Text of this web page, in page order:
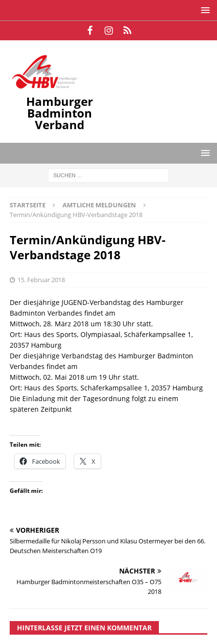
Hamburger
Badminton
Verband
STARTSEITE
AMTLICHE MELDUNGEN
Termin/Ankündigung HBV-Verbandstage 2018
Termin/Ankündigung HBV-
Verbandstage 2018
15. Februar 2018
Der diesjährige JUGEND-Verbandstag des Hamburger
Badminton Verbandes findet am
Mittwoch, 28. März 2018 um 18:30 Uhr statt.
Ort: Haus des Sports, Olympiasaal, Schäferkampsallee 1,
20357 Hamburg
Der diesjährige Verbandstag des Hamburger Badminton
Verbandes findet am
Mittwoch, 02. Mai 2018 um 19 Uhr statt.
Ort: Haus des Sports, Schäferkampsallee 1, 20357 Hamburg
Die Einladung mit der Tagesordnung folgt zu einem
späteren Zeitpunkt
Teilen mit:
Facebook X
Gefällt mir:
VORHERIGER
Silbermedaille für Nikolaj Persson und Kilasu Ostermeyer bei den 66.
Deutschen Meisterschaften O19
NÄCHSTER
Hamburger Badmintonmeisterschaften O35 – O75
2018
HINTERLASSE JETZT EINEN KOMMENTAR